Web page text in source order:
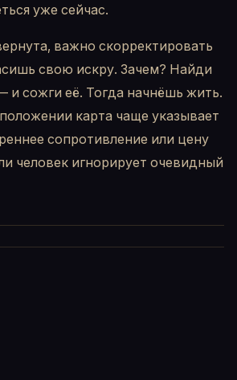
уже сейчас.
важно скорректировать
свою искру. Зачем? Найди
и сожги её. Тогда начнёшь жить.
карта чаще указывает
сопротивление или цену
человек игнорирует очевидный